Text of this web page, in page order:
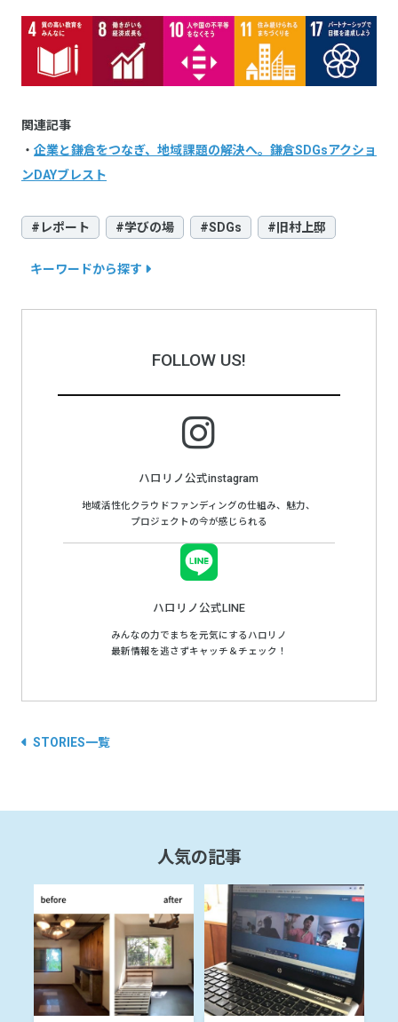
関連記事
・企業と鎌倉をつなぎ、地域課題の解決へ。鎌倉SDGsアクショ
ンDAYブレスト
#レポート #学びの場 #SDGs #旧村上邸
キーワードから探す
FOLLOW US!
ハロリノ公式instagram
地域活性化クラウドファンディングの仕組み、魅力、
プロジェクトの今が感じられる
ハロリノ公式LINE
みんなの力でまちを元気にするハロリノ
最新情報を逃さずキャッチ＆チェック！
STORIES一覧
人気の記事